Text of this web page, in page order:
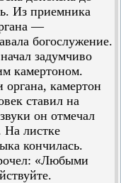
Из приемника
—
богослужение.
задумчиво
камертоном.
органа, камертон
ставил на
он отмечал
На листке
кончилась.
«Любыми